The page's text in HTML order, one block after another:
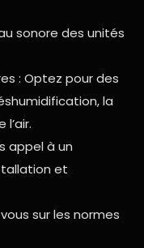
sonore des unités
: Optez pour des
la
appel à un
et
sur les normes